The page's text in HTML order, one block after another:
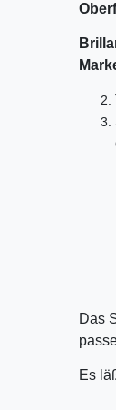
Bril
Das
Es